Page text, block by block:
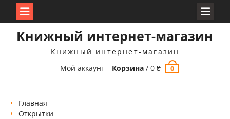
Книжный интернет-магазин
Книжный интернет-магазин
Мой аккаунт
Корзина /0₴ 0
Главная
Открытки